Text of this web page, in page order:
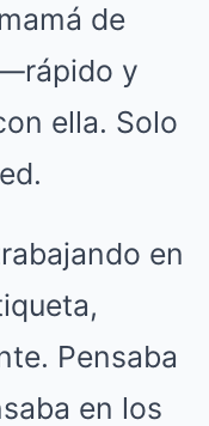
de
y
ella. Solo
en
Pensaba
en los